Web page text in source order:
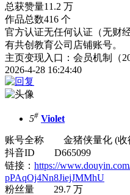
总获赞量11.2 万
作品总数416 个
官方认证无任何认证（无财
有共创 教育公司 店铺账号。
主页变现入口：会员机制（
2026-4-28 16:24:40
5# Violet
账号全称 金猪侠量化 (收
抖音ID D665099
链接： https://
pPAqOj4Nn8JiejJMMhU
粉丝量 29.7 万